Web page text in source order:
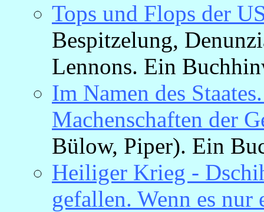
Tops und Flops der
Bespitzelung,
Lennons. Ein
Im Namen des
Machenschaften der
Bülow, Piper). Ein
Heiliger Krieg -
gefallen. Wenn es nur